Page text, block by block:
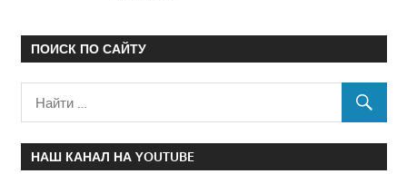
ПОИСК ПО САЙТУ
НАШ КАНАЛ НА YOUTUBE